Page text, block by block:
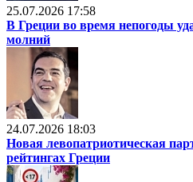
25.07.2026 17:58
В Греции во время непогоды
молний
24.07.2026 18:03
Новая левопатриотическая
рейтингах Греции